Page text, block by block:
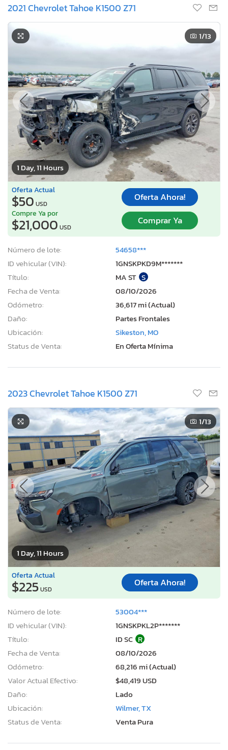
2021 Chevrolet Tahoe K1500 Z71
1 Day, 11 Hours
1/13
Oferta Actual
$50 USD
Oferta Ahora!
Compre Ya por
$21,000 USD
Comprar Ya
Número de lote:
54658***
ID vehicular (VIN):
1GNSKPKD9M*******
Título:
MA ST S
Fecha de Venta:
08/10/2026
Odómetro:
36,617 mi (Actual)
Daño:
Partes Frontales
Ubicación:
Sikeston, MO
Status de Venta:
En Oferta Mínima
2023 Chevrolet Tahoe K1500 Z71
1 Day, 11 Hours
1/13
Oferta Actual
$225USD
Oferta Ahora!
Número de lote:
53004***
ID vehicular (VIN):
1GNSKPKL2P*******
Título:
ID SC R
Fecha de Venta:
08/10/2026
Odómetro:
68,216 mi (Actual)
Valor Actual Efectivo:
$48,419 USD
Daño:
Lado
Ubicación:
Wilmer, TX
Status de Venta:
Venta Pura